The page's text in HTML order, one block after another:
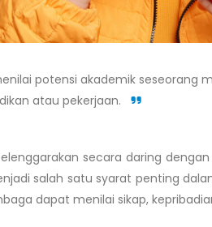
potensi akademik seseorang
atau pekerjaan.
secara daring
salah satu syarat penting
dapat menilai sikap,